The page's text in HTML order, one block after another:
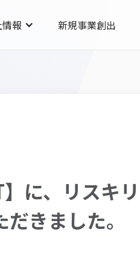
報 新規事業創出
に、リスキ
きました。